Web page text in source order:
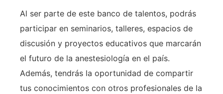
Al ser parte de este banco de talentos, podrás
participar en seminarios, talleres, espacios de
discusión y proyectos educativos que marcarán
el futuro de la anestesiología en el país.
Además, tendrás la oportunidad de compartir
tus conocimientos con otros profesionales de la